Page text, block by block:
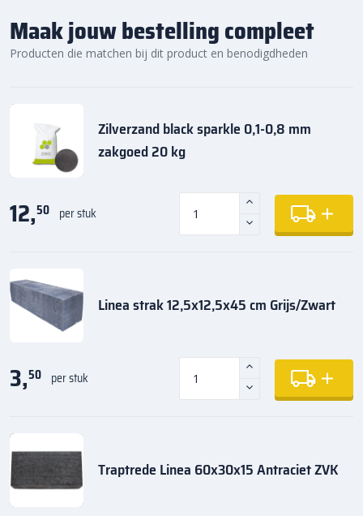
Maak jouw bestelling compleet
Producten die matchen bij dit product en benodigdheden
Zilverzand black sparkle 0,1-0,8 mm
zakgoed 20 kg
12,50 per stuk
Linea strak 12,5x12,5x45 cm Grijs/Zwart
3,50 per stuk
Traptrede Linea 60x30x15 Antraciet ZVK